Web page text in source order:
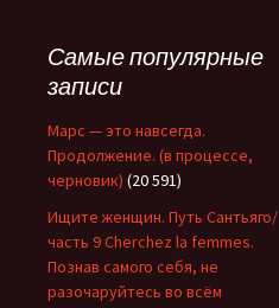
Самые популярные
записи
Марс — это навсегда.
Продолжение. (в процессе,
черновик) (20 591)
Ищите женщин. Путь Сантьяго/
часть 9 Cherchez la femmes.
Познав самого себя, не
разочаруйтесь во всём